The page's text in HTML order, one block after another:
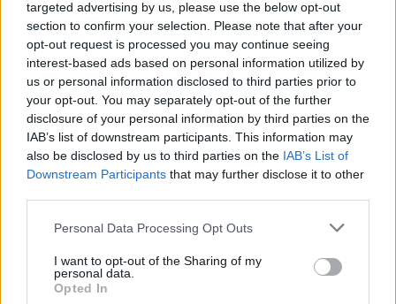
targeted advertising by us, please use the below opt-out
section to confirm your selection. Please note that after your
opt-out request is processed you may continue seeing
interest-based ads based on personal information utilized by
us or personal information disclosed to third parties prior to
your opt-out. You may separately opt-out of the further
disclosure of your personal information by third parties on the
IAB’s list of downstream participants. This information may
also be disclosed by us to third parties on the IAB’s List of
Downstream Participants that may further disclose it to other
Please note that this website/app uses one or more Google
not limited to your visit or usage behaviour. You may click to
grant or deny consent to Google and its third-party tags to
use your data for below specified purposes in below Google
Personal Data Processing Opt Outs
I want to opt-out of the Sharing of my
personal data.
Opted In
Θλίψη στον Μυλοπόταμο: Νεκρός 32χρονος – Τον
εντόπισε ο πατέρας του
Κοινωνία
26 Ιουν 2026 09:39
Γυναικοκτονία στα Χανιά: Σήμερα απολογείται ο
43χρονος – Τα νέα στοιχεία
Προκηρύξεις
26 Ιουν 2026 04:30
Δημόσιο: Άνοιξαν 520 προσλήψεις για ΠΕ, ΤΕ, ΔΕ